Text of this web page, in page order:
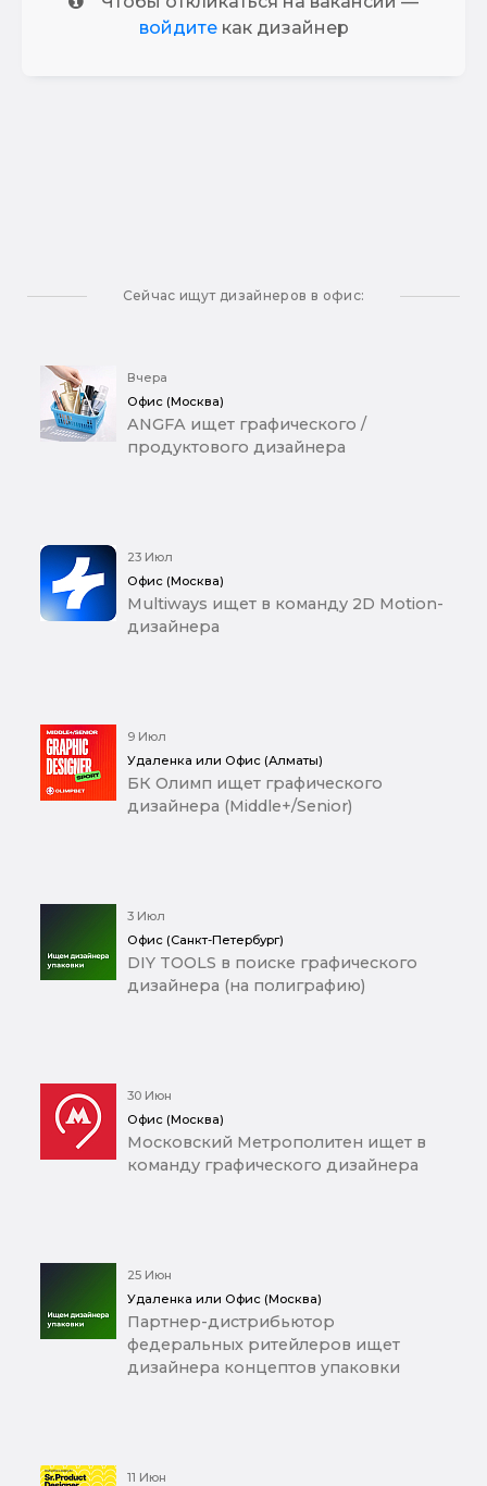
войдитекак дизайнер
Сейчас ищут дизайнеров в офис:
Вчера
Офис (Москва)
ANGFA ищет графического /
продуктового дизайнера
23 Июл
Офис (Москва)
Multiways ищет в команду 2D Motion-
дизайнера
9 Июл
Удаленка или Офис (Алматы)
БК Олимп ищет графического
дизайнера (Middle+/Senior)
3 Июл
Офис (Санкт-Петербург)
DIY TOOLS в поиске графического
дизайнера (на полиграфию)
30 Июн
Офис (Москва)
Московский Метрополитен ищет в
команду графического дизайнера
25 Июн
Удаленка или Офис (Москва)
Партнер-дистрибьютор
федеральных ритейлеров ищет
дизайнера концептов упаковки
11 Июн